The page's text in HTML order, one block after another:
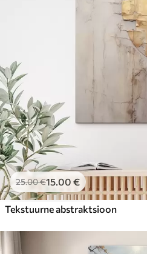
25.00€15.00 €
Tekstuurne abstraktsioon